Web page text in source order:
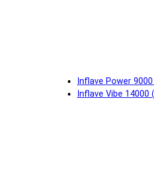
Inflave Power
Inflave Vibe 14000